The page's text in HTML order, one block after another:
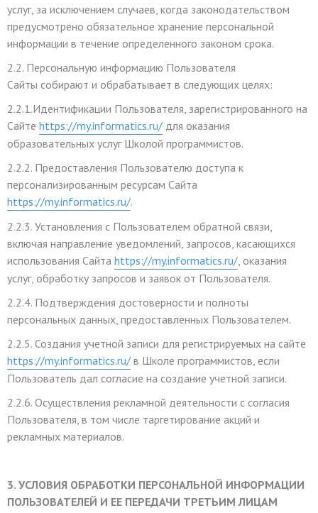
услуг, за исключением случаев, когда законодательством
предусмотрено обязательное хранение персональной
информации в течение определенного законом срока.
2.2. Персональную информацию Пользователя
Сайты собирают и обрабатывает в следующих целях:
2.2.1.Идентификации Пользователя, зарегистрированного на
Сайте https://my.informatics.ru/ для оказания
образовательных услуг Школой программистов.
2.2.2. Предоставления Пользователю доступа к
персонализированным ресурсам Сайта
https://my.informatics.ru/.
2.2.3. Установления с Пользователем обратной связи,
включая направление уведомлений, запросов, касающихся
использования Сайта https://my.informatics.ru/ , оказания
услуг, обработку запросов и заявок от Пользователя.
2.2.4. Подтверждения достоверности и полноты
персональных данных, предоставленных Пользователем.
2.2.5. Создания учетной записи для регистрируемых на сайте
https://my.informatics.ru/ в Школе программистов, если
Пользователь дал согласие на создание учетной записи.
2.2.6. Осуществления рекламной деятельности с согласия
Пользователя, в том числе таргетирование акций и
рекламных материалов.
3. УСЛОВИЯ ОБРАБОТКИ ПЕРСОНАЛЬНОЙ ИНФОРМАЦИИ
ПОЛЬЗОВАТЕЛЕЙ И ЕЕ ПЕРЕДАЧИ ТРЕТЬИМ ЛИЦАМ